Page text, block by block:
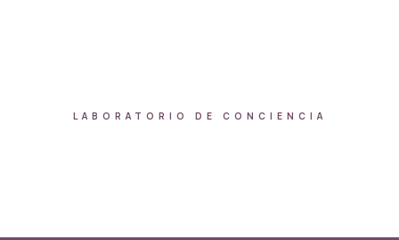
LABORATORIO DE CONCIENCIA